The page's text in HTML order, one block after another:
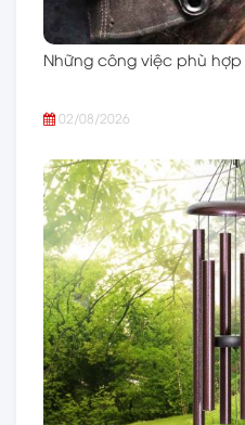
Những công việc phù
02/08/2026